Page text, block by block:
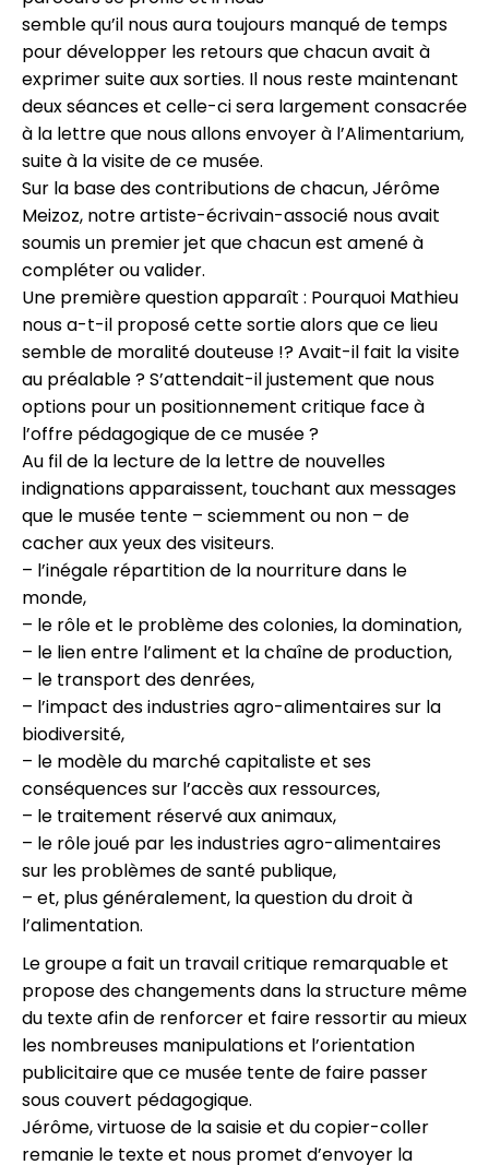
semble qu’il nous aura toujours manqué de temps
pour développer les retours que chacun avait à
exprimer suite aux sorties. Il nous reste maintenant
deux séances et celle-ci sera largement consacrée
à la lettre que nous allons envoyer à l’Alimentarium,
suite à la visite de ce musée.
Sur la base des contributions de chacun, Jérôme
Meizoz, notre artiste-écrivain-associé nous avait
soumis un premier jet que chacun est amené à
compléter ou valider.
Une première question apparaît : Pourquoi Mathieu
nous a-t-il proposé cette sortie alors que ce lieu
semble de moralité douteuse !? Avait-il fait la visite
au préalable ? S’attendait-il justement que nous
options pour un positionnement critique face à
l’offre pédagogique de ce musée ?
Au fil de la lecture de la lettre de nouvelles
indignations apparaissent, touchant aux messages
que le musée tente – sciemment ou non – de
cacher aux yeux des visiteurs.
– l’inégale répartition de la nourriture dans le
monde,
– le rôle et le problème des colonies, la domination,
– le lien entre l’aliment et la chaîne de production,
– le transport des denrées,
– l’impact des industries agro-alimentaires sur la
biodiversité,
– le modèle du marché capitaliste et ses
conséquences sur l’accès aux ressources,
– le traitement réservé aux animaux,
– le rôle joué par les industries agro-alimentaires
sur les problèmes de santé publique,
– et, plus généralement, la question du droit à
l’alimentation.
Le groupe a fait un travail critique remarquable et
propose des changements dans la structure même
du texte afin de renforcer et faire ressortir au mieux
les nombreuses manipulations et l’orientation
publicitaire que ce musée tente de faire passer
sous couvert pédagogique.
Jérôme, virtuose de la saisie et du copier-coller
remanie le texte et nous promet d’envoyer la